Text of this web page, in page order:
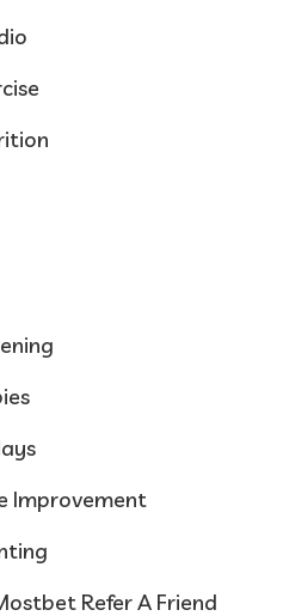
Improvement
Refer A Friend